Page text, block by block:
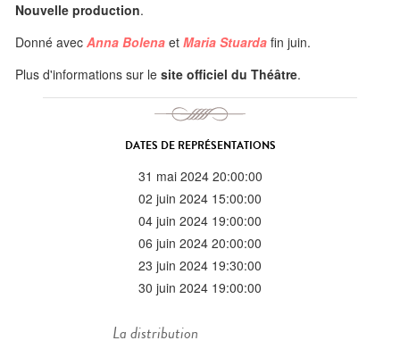
Nouvelle production.
Donné avec Anna Bolena et Maria Stuarda fin juin.
Plus d'informations sur le site officiel du Théâtre.
DATES DE REPRÉSENTATIONS
31 mai 2024 20:00:00
02 juin 2024 15:00:00
04 juin 2024 19:00:00
06 juin 2024 20:00:00
23 juin 2024 19:30:00
30 juin 2024 19:00:00
La distribution